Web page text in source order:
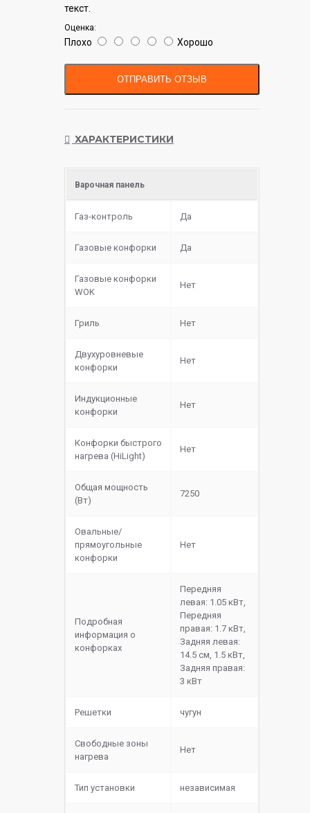
текст.
Оценка:
Плохо Хорошо
ОТПРАВИТЬ ОТЗЫВ
ХАРАКТЕРИСТИКИ
Варочная панель
Газ-контроль Да
Газовые конфорки Да
Газовые конфорки
WOK
Нет
Гриль Нет
Двухуровневые
конфорки
Нет
Индукционные
конфорки
Нет
Конфорки быстрого
нагрева (HiLight)
Нет
Общая мощность
(Вт)
7250
Овальные/
прямоугольные
конфорки
Нет
Подробная
информация о
конфорках
Передняя
левая: 1.05 кВт,
Передняя
правая: 1.7 кВт,
Задняя левая:
14.5 см, 1.5 кВт,
Задняя правая:
3 кВт
Решетки чугун
Свободные зоны
нагрева
Нет
Тип установки независимая